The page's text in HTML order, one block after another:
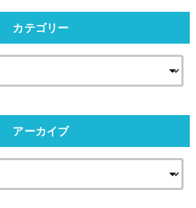
カテゴリー
アーカイブ